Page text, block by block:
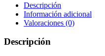
Descripción
Información adicional
Valoraciones (0)
Descripción